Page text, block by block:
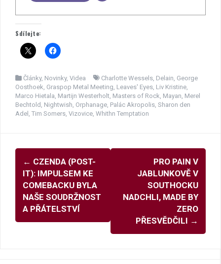
Sdílejte:
Články, Novinky, Videa Charlotte Wessels Delain George
Oosthoek Graspop Metal Meeting Leaves' Eyes Liv Kristine
Marco Hietala Martijn Westerholt Masters of Rock Mayan Merel
Bechtold Nightwish Orphanage Palác Akropolis Sharon den
Adel Tim Somers Vizovice Whithn Temptation
Navigace
pro
příspěvky
← CZENDA (POST-
IT): IMPULSEM KE
COMEBACKU BYLA
NAŠE SOUDRŽNOST
A PŘÁTELSTVÍ
PRO PAIN V
JABLUNKOVĚ V
SOUTHOCKU
NADCHLI, MADE BY
ZERO
PŘESVĚDČILI →